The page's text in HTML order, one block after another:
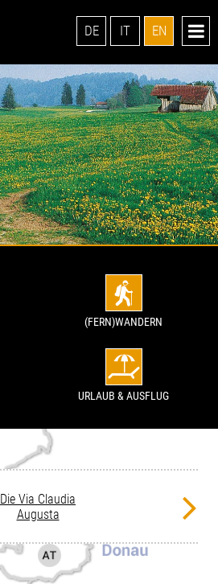
DE IT EN
(FERN)WANDERN
URLAUB & AUSFLUG
Die Via Claudia
Augusta